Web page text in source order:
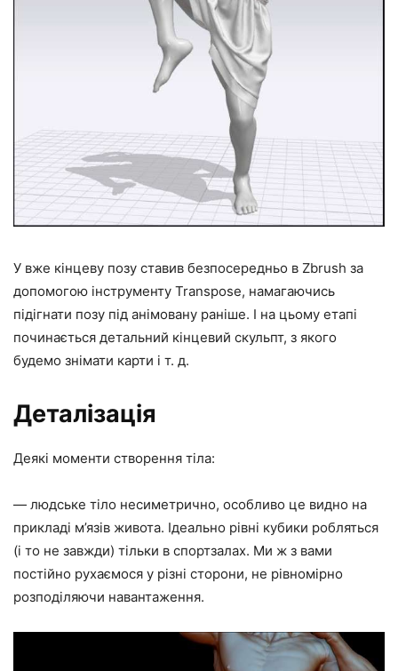
У вже кінцеву позу ставив безпосередньо в Zbrush за
допомогою інструменту Transpose, намагаючись
підігнати позу під анімовану раніше. І на цьому етапі
починається детальний кінцевий скульпт, з якого
будемо знімати карти і т. д.
Деталізація
Деякі моменти створення тіла:
— людське тіло несиметрично, особливо це видно на
прикладі м’язів живота. Ідеально рівні кубики робляться
(і то не завжди) тільки в спортзалах. Ми ж з вами
постійно рухаємося у різні сторони, не рівномірно
розподіляючи навантаження.